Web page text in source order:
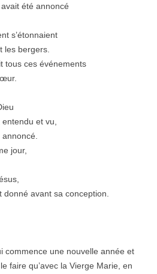
été annoncé
s’étonnaient
les bergers.
tous ces événements
et vu,
jour,
donné avant sa conception.
commence une nouvelle année et
faire qu’avec la Vierge Marie, en